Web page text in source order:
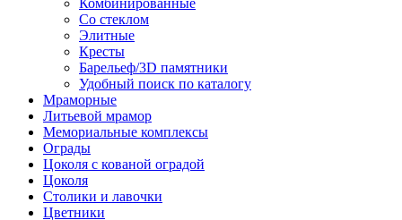
Комбинированные
Со стеклом
Элитные
Кресты
Барельеф/3D памятники
Удобный поиск по каталогу
Мраморные
Литьевой мрамор
Мемориальные комплексы
Ограды
Цоколя с кованой оградой
Цоколя
Столики и лавочки
Цветники